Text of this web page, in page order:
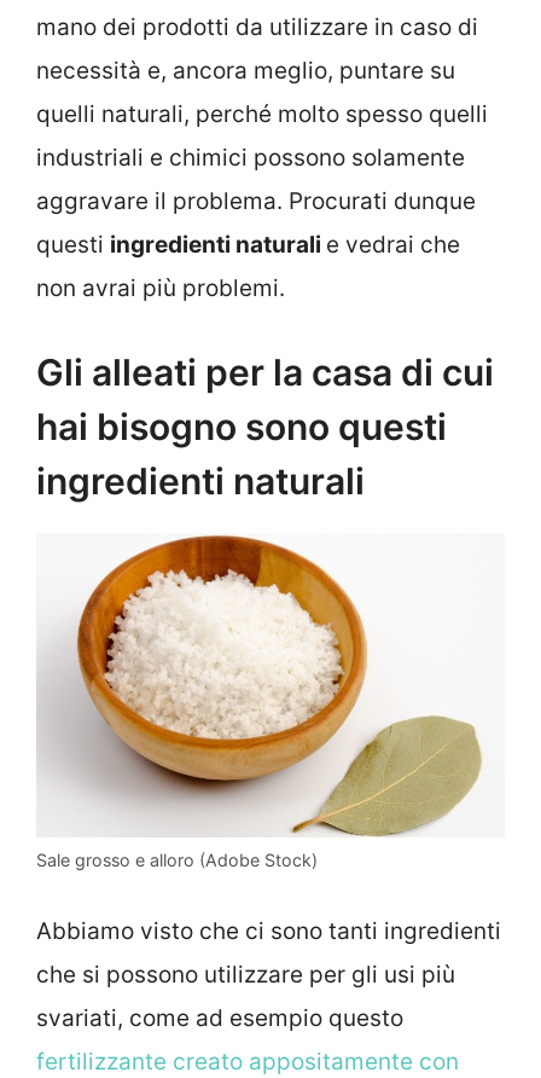
mano dei prodotti da utilizzare in caso di
necessità e, ancora meglio, puntare su
quelli naturali, perché molto spesso quelli
industriali e chimici possono solamente
aggravare il problema. Procurati dunque
questi ingredienti naturali e vedrai che
non avrai più problemi.
Gli alleati per la casa di cui
hai bisogno sono questi
ingredienti naturali
Sale grosso e alloro (Adobe Stock)
Abbiamo visto che ci sono tanti ingredienti
che si possono utilizzare per gli usi più
svariati, come ad esempio questo
fertilizzante creato appositamente con